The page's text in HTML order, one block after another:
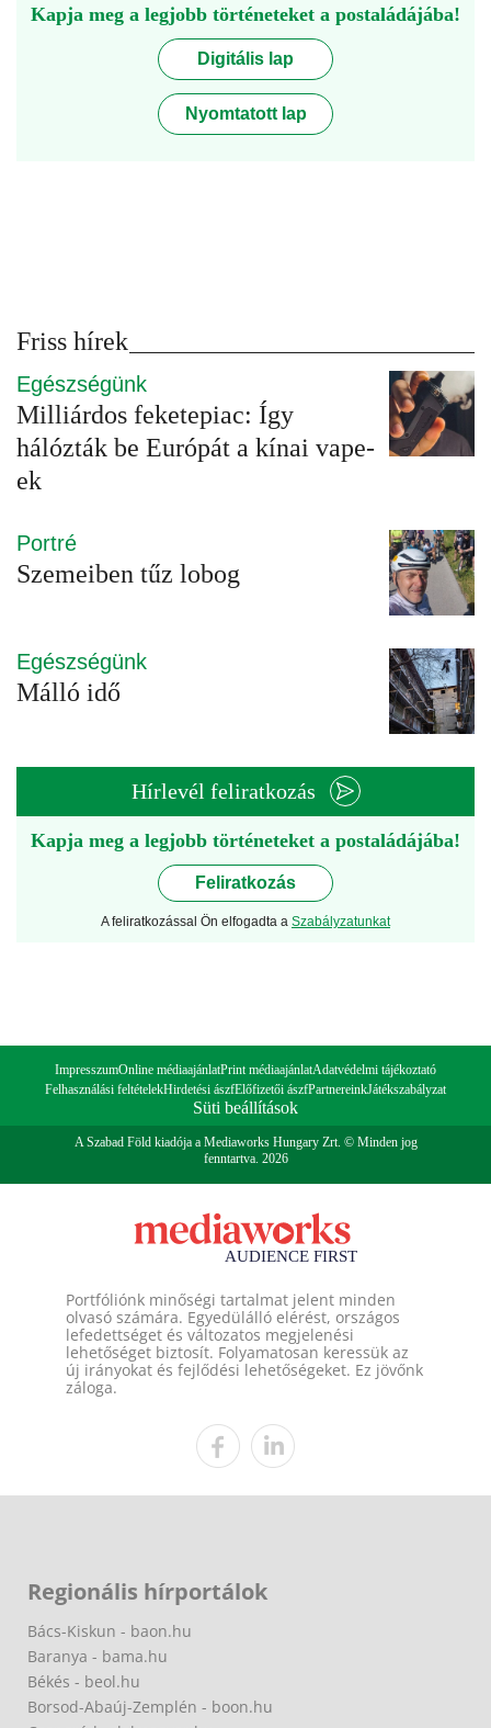
Kapja meg a legjobb történeteket a postaládájába!
Digitális lap
Nyomtatott lap
Friss hírek
Egészségünk
Milliárdos feketepiac: Így
hálózták be Európát a kínai vape-
ek
Portré
Szemeiben tűz lobog
Egészségünk
Málló idő
Hírlevél feliratkozás
Kapja meg a legjobb történeteket a postaládájába!
Feliratkozás
A feliratkozással Ön elfogadta a Szabályzatunkat
ImpresszumOnline médiaajánlatPrint médiaajánlatAdatvédelmi tájékoztató
Felhasználási feltételekHirdetési ászfElőfizetői ászfPartnereinkJátékszabályzat
Süti beállítások
A Szabad Föld kiadója a Mediaworks Hungary Zrt. © Minden jog
fenntartva. 2026
Portfóliónk minőségi tartalmat jelent minden
olvasó számára. Egyedülálló elérést, országos
lefedettséget és változatos megjelenési
lehetőséget biztosít. Folyamatosan keressük az
új irányokat és fejlődési lehetőségeket. Ez jövőnk
záloga.
Regionális hírportálok
Bács-Kiskun - baon.hu
Baranya - bama.hu
Békés - beol.hu
Borsod-Abaúj-Zemplén - boon.hu